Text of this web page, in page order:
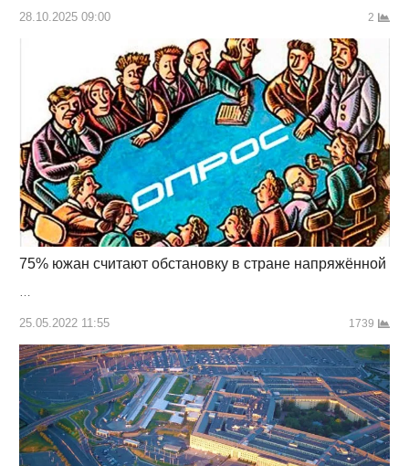
28.10.2025 09:00 2
75% южан считают обстановку в стране напряжённой
…
25.05.2022 11:55 1739